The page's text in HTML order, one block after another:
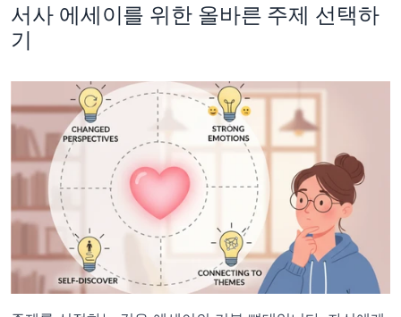
서사 에세이를 위한 올바른 주제 선택하
기